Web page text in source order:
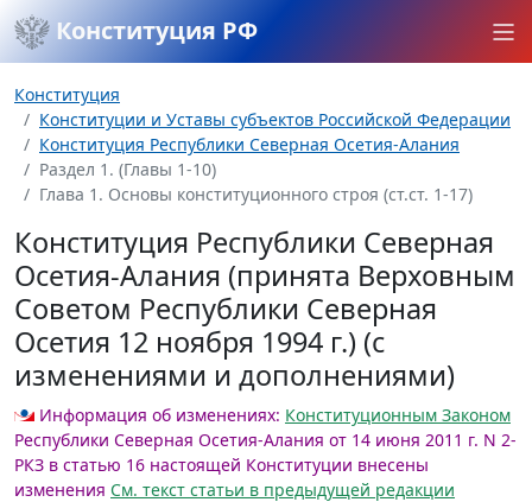
Конституция РФ
Конституция
Конституции и Уставы субъектов Российской Федерации
Конституция Республики Северная Осетия-Алания
Раздел 1. (Главы 1-10)
Глава 1. Основы конституционного строя (ст.ст. 1-17)
Конституция Республики Северная
Осетия-Алания (принята Верховным
Советом Республики Северная
Осетия 12 ноября 1994 г.) (с
изменениями и дополнениями)
Информация об изменениях: Конституционным Законом
Республики Северная Осетия-Алания от 14 июня 2011 г. N 2-
РКЗ в статью 16 настоящей Конституции внесены
изменения См. текст статьи в предыдущей редакции